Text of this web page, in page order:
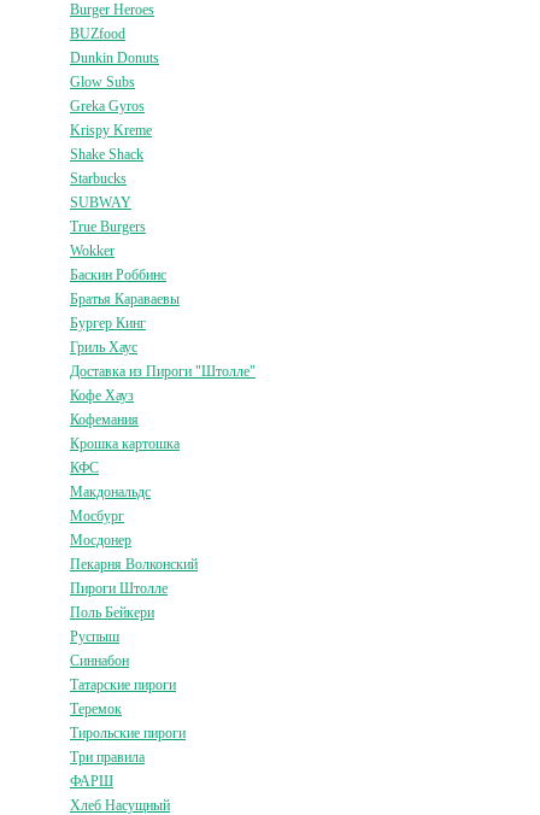
Burger Heroes
BUZfood
Dunkin Donuts
Glow Subs
Greka Gyros
Krispy Kreme
Shake Shack
Starbucks
SUBWAY
True Burgers
Wokker
Баскин Роббинс
Братья Караваевы
Бургер Кинг
Гриль Хаус
Доставка из Пироги "Штолле"
Кофе Хауз
Кофемания
Крошка картошка
КФС
Макдональдс
Мосбург
Мосдонер
Пекарня Волконский
Пироги Штолле
Поль Бейкери
Руспыш
Синнабон
Татарские пироги
Теремок
Тирольские пироги
Три правила
ФАРШ
Хлеб Насущный